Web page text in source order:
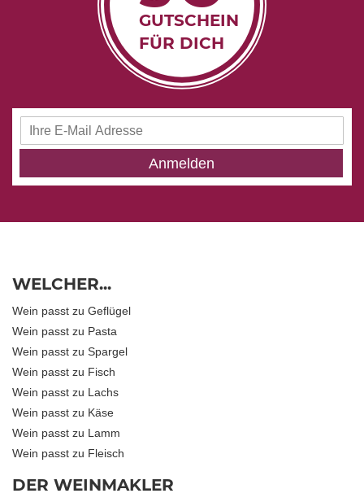
GUTSCHEIN
FÜR DICH
Anmeldung
zum
Anmelden
WELCHER...
Wein passt zu Geflügel
Wein passt zu Pasta
Wein passt zu Spargel
Wein passt zu Fisch
Wein passt zu Lachs
Wein passt zu Käse
Wein passt zu Lamm
Wein passt zu Fleisch
DER WEINMAKLER